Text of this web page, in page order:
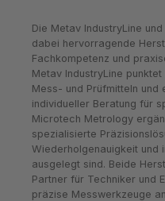
Die Metav IndustryLine
dabei hervorragende
Fachkompetenz und
Metav IndustryLine
Mess- und Prüfmitteln und
individueller Beratung für
Microtech Metrology
spezialisierte
Wiederholgenauigkeit und
ausgelegt sind. Beide
Partner für Techniker und
präzise Messwerkzeuge